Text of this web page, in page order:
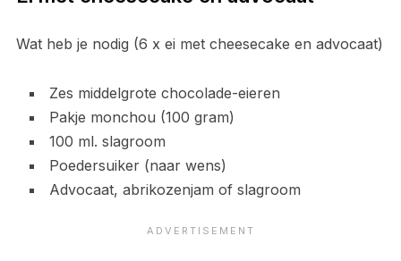
Wat heb je nodig (6 x ei met cheesecake en advocaat)
Zes middelgrote chocolade-eieren
Pakje monchou (100 gram)
100 ml. slagroom
Poedersuiker (naar wens)
Advocaat, abrikozenjam of slagroom